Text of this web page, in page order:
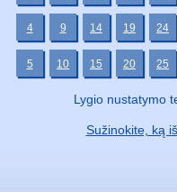
4
5
9
10
14
15
19
20
24
25
Lygio nustatymo
Sužinokite, ką